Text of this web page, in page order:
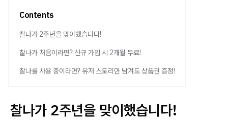
Contents
찰나가 2주년을 맞이했습니다!
찰나가 처음이라면? 신규 가입 시 2개월 무료!
찰나를 사용 중이라면? 유저 스토리만 남겨도 상품권 증정!
찰나가 2주년을 맞이했습니다!